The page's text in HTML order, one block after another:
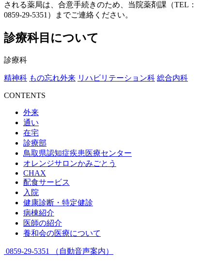
される薬局は、合意手続きのため、当院薬剤課（TEL：
0859-29-5351）までご連絡ください。
診療科目について
診療科
精神科 もの忘れ外来 リハビリテーション科 総合内科
CONTENTS
外来
通い
在宅
診療部
鳥取県認知症疾患 医療センター
オレンジサロンかみごとう
CHAX
配食サービス
入院
健康診断・特定健診
病棟紹介
医師の紹介
養和会の医療について
0859-29-5351 （自動音声案内）